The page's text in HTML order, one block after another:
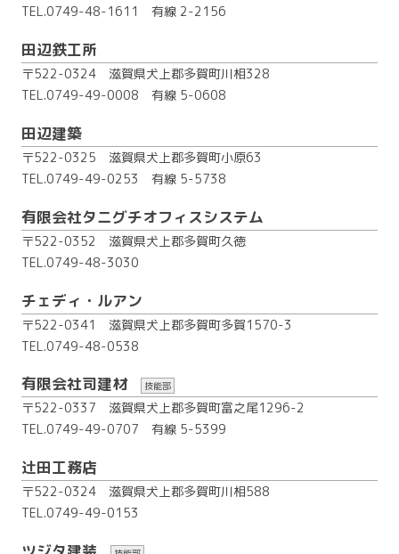
TEL.0749-48-1611
有線 2-2156
田辺鉄工所
〒522-0324 滋賀県犬上郡多賀町川相328
TEL.0749-49-0008
有線 5-0608
田辺建築
〒522-0325 滋賀県犬上郡多賀町小原63
TEL.0749-49-0253
有線 5-5738
有限会社タニグチオフィスシステム
〒522-0352 滋賀県犬上郡多賀町久徳
TEL.0749-48-3030
チェディ・ルアン
〒522-0341 滋賀県犬上郡多賀町多賀1570-3
TEL.0749-48-0538
有限会社司建材 技能部
〒522-0337 滋賀県犬上郡多賀町富之尾1296-2
TEL.0749-49-0707
有線 5-5399
辻田工務店
〒522-0324 滋賀県犬上郡多賀町川相588
TEL.0749-49-0153